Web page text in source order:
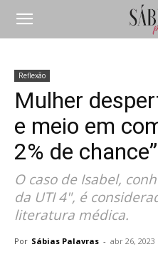
Reflexão
Mulher
e meio em
2% de chance”
O caso de Isabel,
da UTI 4", é
literatura médica.
Por Sábias Palavras - abr 26, 2023